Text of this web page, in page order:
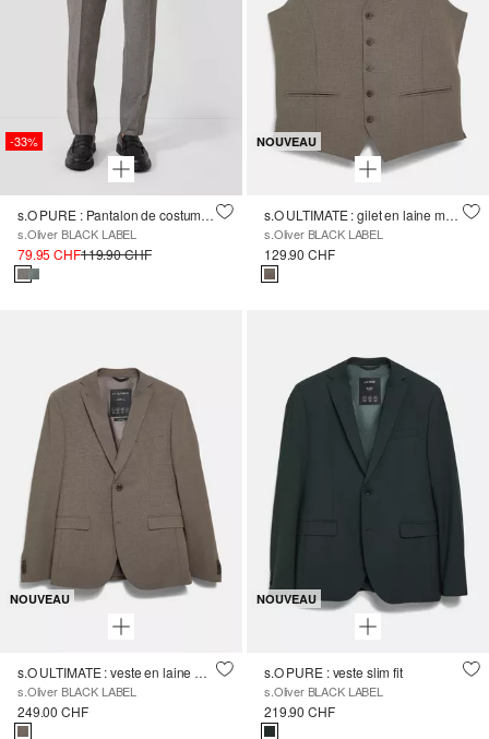
-33%
s.O PURE : Pantalon de costume en tissu stretch à motifs
s.Oliver BLACK LABEL
79.95 CHF119.90 CHF
NOUVEAU
s.O ULTIMATE : gilet en laine mélangée, coupe slim
s.Oliver BLACK LABEL
129.90 CHF
NOUVEAU
s.O ULTIMATE : veste en laine mélangée, coupe slim
s.Oliver BLACK LABEL
249.00 CHF
NOUVEAU
s.O PURE : veste slim fit
s.Oliver BLACK LABEL
219.90 CHF